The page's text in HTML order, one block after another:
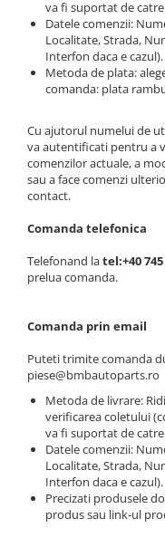
Capitonaj
Capota
Capota spate
Deflector aer
Elemente caroserie
Inchidere aripa
Oglindă
Overfender aripa
Plafon
Praguri
Rama radiator
Scut motor
Spălător far
Suport aripa
Suport far
Ungere
va fi suportat de
Datele comenzii:
Localitate, Strada,
Interfon daca e cazul).
Metoda de plata:
comanda: plata
Cu ajutorul numelui de
va autentificati pentru a
comenzilor actuale, a
sau a face comenzi
contact.
Comanda telefonica
Telefonand latel:+40 745
prelua comanda.
Comanda prin email
Puteti trimite comanda
piese@bmbautoparts.ro
Metoda de livrare:
verificarea coletului
va fi suportat de
Datele comenzii:
Localitate, Strada,
Interfon daca e cazul).
Precizati produsele
produs sau link-ul